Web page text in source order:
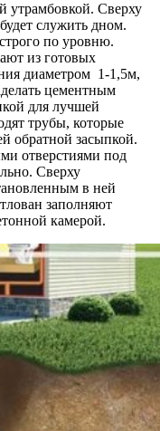
утрамбовкой. Сверху
служить дном.
по уровню.
из готовых
диаметром 1-1,5м,
цементным
для лучшей
трубы, которые
обратной засыпкой.
отверстиями под
Сверху
в ней
заполняют
камерой.